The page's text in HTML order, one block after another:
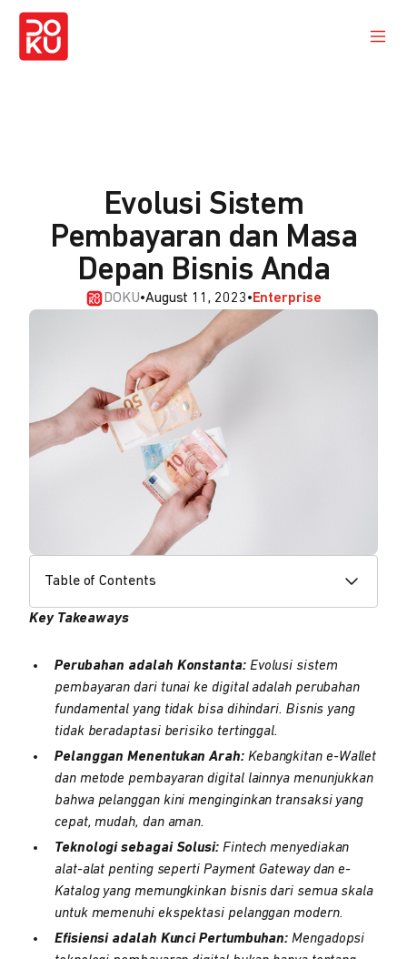
Evolusi Sistem
Pembayaran dan Masa
Depan Bisnis Anda
DOKU•August 11, 2023•Enterprise
Table of Contents
Key Takeaways
Perubahan adalah Konstanta:Evolusi sistem
pembayaran dari tunai ke digital adalah perubahan
fundamental yang tidak bisa dihindari. Bisnis yang
tidak beradaptasi berisiko tertinggal.
Pelanggan Menentukan Arah:Kebangkitan e-Wallet
dan metode pembayaran digital lainnya menunjukkan
bahwa pelanggan kini menginginkan transaksi yang
cepat, mudah, dan aman.
Teknologi sebagai Solusi: Fintech menyediakan
alat-alat penting seperti Payment Gateway dan e-
Katalog yang memungkinkan bisnis dari semua skala
untuk memenuhi ekspektasi pelanggan modern.
Efisiensi adalah Kunci Pertumbuhan: Mengadopsi